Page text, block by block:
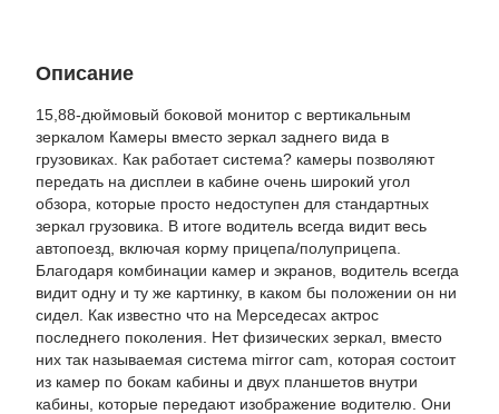
Описание
15,88-дюймовый боковой монитор с вертикальным
зеркалом Камеры вместо зеркал заднего вида в
грузовиках. Как работает система? камеры позволяют
передать на дисплеи в кабине очень широкий угол
обзора, которые просто недоступен для стандартных
зеркал грузовика. В итоге водитель всегда видит весь
автопоезд, включая корму прицепа/полуприцепа.
Благодаря комбинации камер и экранов, водитель всегда
видит одну и ту же картинку, в каком бы положении он ни
сидел. Как известно что на Мерседесах актрос
последнего поколения. Нет физических зеркал, вместо
них так называемая система mirror cam, которая состоит
из камер по бокам кабины и двух планшетов внутри
кабины, которые передают изображение водителю. Они